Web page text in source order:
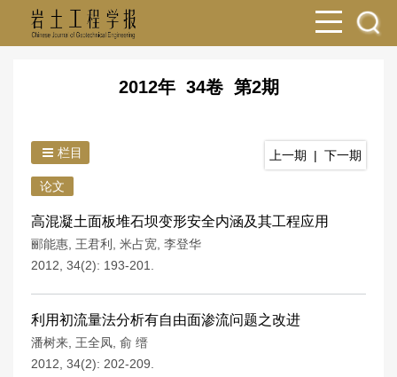
2012年 34卷 第2期
栏目 上一期 | 下一期
论文
高混凝土面板堆石坝变形安全内涵及其工程应用
郦能惠 王君利 米占宽 李登华
2012, 34(2): 193-201.
利用初流量法分析有自由面渗流问题之改进
潘树来 王全凤 俞 缙
2012, 34(2): 202-209.